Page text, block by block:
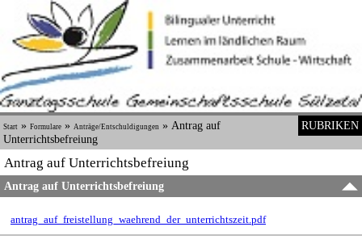
RUBRIKEN
Start » Formulare » Anträge/Entschuldigungen » Antrag auf
Unterrichtsbefreiung
Antrag auf Unterrichtsbefreiung
Antrag auf Unterrichtsbefreiung
antrag_auf_freistellung_waehrend_der_unterrichtszeit.pdf